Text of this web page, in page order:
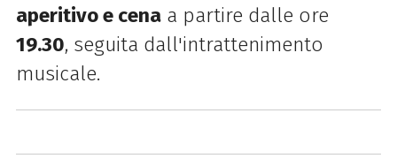
aperitivo e cenaa partire dalle ore
19.30, seguita dall'intrattenimento
musicale.